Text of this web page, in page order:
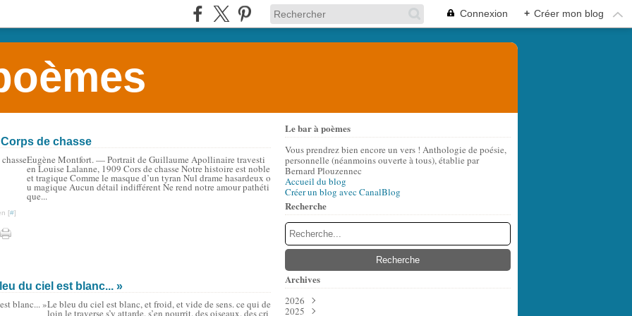
Connexion + Créer mon blog
de chasse
Eugène Montfort. — Portrait de Guillaume Apollinaire travesti
en Louise Lalanne, 1909 Cors de chasse Notre histoire est noble
et tragique Comme le masque d’un tyran Nul drame hasardeux o
u magique Aucun détail indifférent Ne rend notre amour pathéti
que...
[#]
du ciel est blanc... »
Le bleu du ciel est blanc, et froid, et vide de sens. ce qui de
loin le traverse s’y attarde, s’en nourrit. des oiseaux. des cri
Le bar à poèmes
Vous prendrez bien encore un vers ! Anthologie de poésie,
personnelle (néanmoins ouverte à tous), établie par
Bernard Plouzennec
Accueil du blog
Créer un blog avec CanalBlog
Recherche
Archives
2026
Août
2025